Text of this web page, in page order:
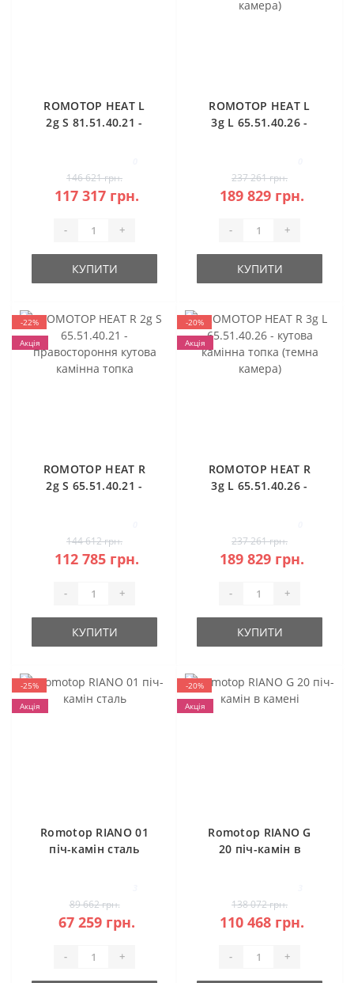
ROMOTOP HEAT L
2g S 81.51.40.21 -
146 621 грн.
117 317 грн.
- +
КУПИТИ
ROMOTOP HEAT L
3g L 65.51.40.26 -
камера)
237 261 грн.
189 829 грн.
- +
КУПИТИ
-22%
Акція
ROMOTOP HEAT R
2g S 65.51.40.21 -
топка
144 612 грн.
112 785 грн.
- +
КУПИТИ
-20%
Акція
ROMOTOP HEAT R
3g L 65.51.40.26 -
камера)
237 261 грн.
189 829 грн.
- +
КУПИТИ
-25%
Акція
Romotop RIANO 01
піч-камін сталь
89 662 грн.
67 259 грн.
- +
-20%
Акція
Romotop RIANO G
20 піч-камін в
138 072 грн.
110 468 грн.
- +